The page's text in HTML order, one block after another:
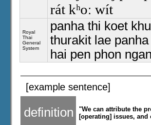
rát kʰoː wít
Royal
Thai
General
System
panha thi koet
thurakit lae
hai pen phon
[example sentence]
definition
"We can attribute the
[operating] issues,